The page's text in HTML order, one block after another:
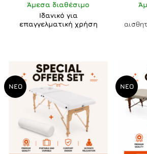
Άμεσα διαθέσιμο
Ιδανικό για
επαγγελματική χρήση
ΝΕΟ ΝΕΟ